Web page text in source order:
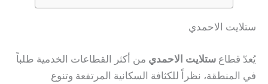
ستلايت الاحمدي
يُعدّ قطاع ستلايت الاحمدي من أكثر القطاعات الخدمية طلباً
في المنطقة، نظراً للكثافة السكانية المرتفعة وتنوع